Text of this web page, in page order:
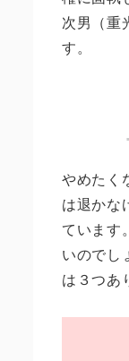
次男（重
す。
やめたく
は退かな
ています
いのでし
は３つあ